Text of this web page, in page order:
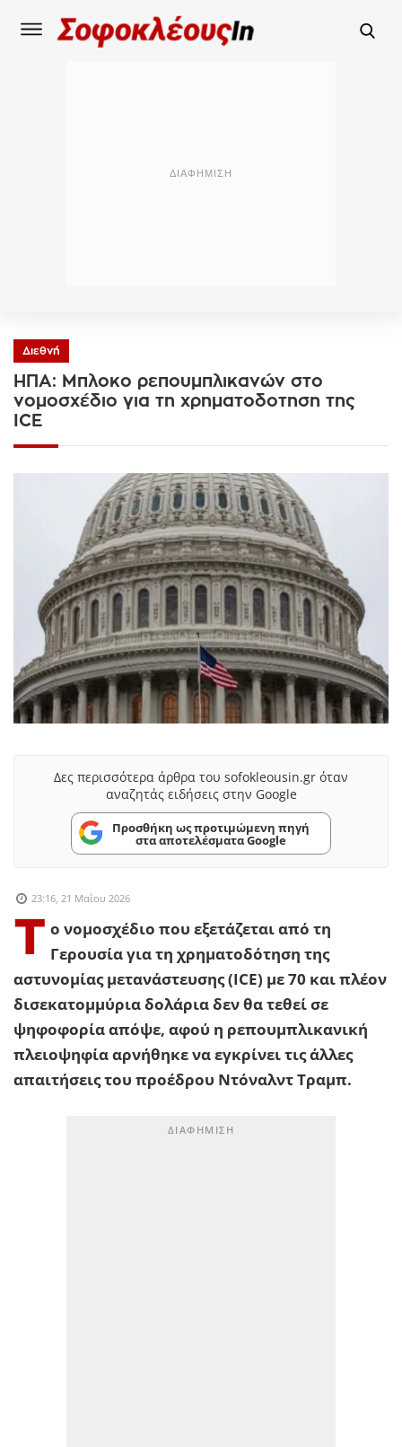
Διεθνή
ΗΠΑ: Μπλοκο ρεπουμπλικανών στο
νομοσχέδιο για τη χρηματοδοτηση της
ICE
Δες περισσότερα άρθρα του sofokleousin.gr όταν
αναζητάς ειδήσεις στην Google
Προσθήκη ως προτιμώμενη πηγή
στα αποτελέσματα Google
23:16, 21 Μαΐου 2026
Τ ο νομοσχέδιο που εξετάζεται από τη
Γερουσία για τη χρηματοδότηση της
αστυνομίας μετανάστευσης (ICE) με 70 και πλέον
δισεκατομμύρια δολάρια δεν θα τεθεί σε
ψηφοφορία απόψε, αφού η ρεπουμπλικανική
πλειοψηφία αρνήθηκε να εγκρίνει τις άλλες
απαιτήσεις του προέδρου Ντόναλντ Τραμπ.